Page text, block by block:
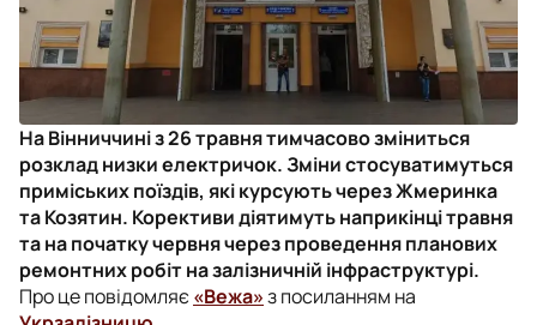
На Вінниччині з 26 травня тимчасово зміниться
розклад низки електричок. Зміни стосуватимуться
приміських поїздів, які курсують через Жмеринка
та Козятин. Корективи діятимуть наприкінці травня
та на початку червня через проведення планових
ремонтних робіт на залізничній інфраструктурі.
Про це повідомляє«Вежа»з посиланням на